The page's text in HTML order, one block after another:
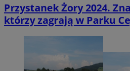
Przystanek Żory 2024.
którzy zagrają w Parku